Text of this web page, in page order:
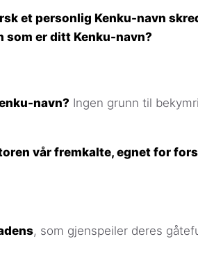
et personlig Kenku-navn
som er ditt Kenku-navn?
navn? Ingen grunn til
vår fremkalte, egnet for
, som gjenspeiler deres